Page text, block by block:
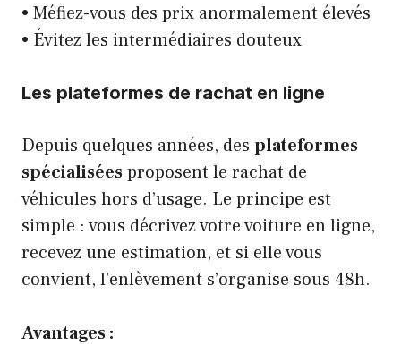
• Méfiez-vous des prix anormalement élevés
• Évitez les intermédiaires douteux
Les plateformes de rachat en ligne
Depuis quelques années, des plateformes
spécialiséesproposent le rachat de
véhicules hors d’usage. Le principe est
simple : vous décrivez votre voiture en ligne,
recevez une estimation, et si elle vous
convient, l’enlèvement s’organise sous 48h.
Avantages :